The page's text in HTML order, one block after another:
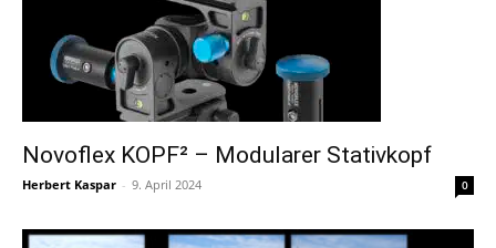
Novoflex KOPF² – Modularer Stativkopf
Herbert Kaspar - 9. April 2024 0